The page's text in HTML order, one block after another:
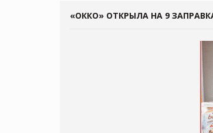
«ОККО» ОТКРЫЛА НА 9